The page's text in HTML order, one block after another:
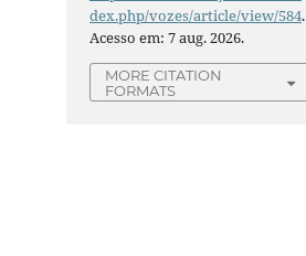
dex.php/vozes/article/view/584.
Acesso em: 7 aug. 2026.
MORE CITATION
FORMATS